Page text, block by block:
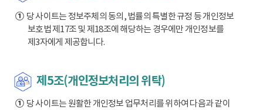
①당 사이트는 정보주체의 동의, 법률의 특별한 규정 등 개인정보
보호법 제17조 및 제18조에 해당하는 경우에만 개인정보를
제3자에게 제공합니다.
제5조(개인정보처리의 위탁)
①당 사이트는 원활한 개인정보 업무처리를 위하여 다음과 같이